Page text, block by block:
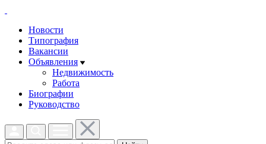
Новости
Типография
Вакансии
Объявления
Недвижимость
Работа
Биографии
Руководство